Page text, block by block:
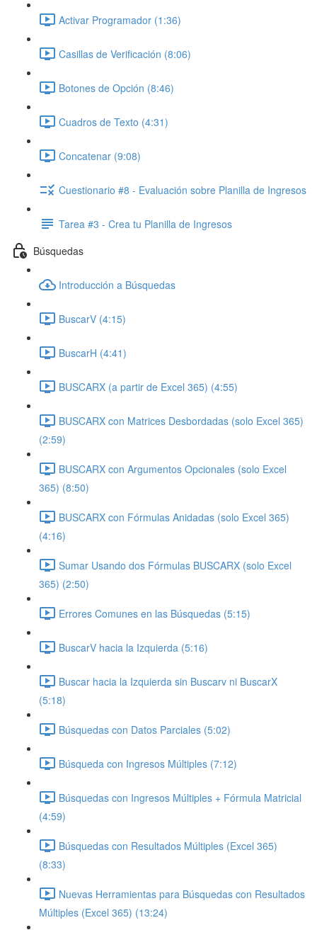
Activar Programador (1:36)
Casillas de Verificación (8:06)
Botones de Opción (8:46)
Cuadros de Texto (4:31)
Concatenar (9:08)
Cuestionario #8 - Evaluación sobre Planilla de Ingresos
Tarea #3 - Crea tu Planilla de Ingresos
Búsquedas
Introducción a Búsquedas
BuscarV (4:15)
BuscarH (4:41)
BUSCARX (a partir de Excel 365) (4:55)
BUSCARX con Matrices Desbordadas (solo Excel 365)
(2:59)
BUSCARX con Argumentos Opcionales (solo Excel
365) (8:50)
BUSCARX con Fórmulas Anidadas (solo Excel 365)
(4:16)
Sumar Usando dos Fórmulas BUSCARX (solo Excel
365) (2:50)
Errores Comunes en las Búsquedas (5:15)
BuscarV hacia la Izquierda (5:16)
Buscar hacia la Izquierda sin Buscarv ni BuscarX
(5:18)
Búsquedas con Datos Parciales (5:02)
Búsqueda con Ingresos Múltiples (7:12)
Búsquedas con Ingresos Múltiples + Fórmula Matricial
(4:59)
Búsquedas con Resultados Múltiples (Excel 365)
(8:33)
Nuevas Herramientas para Búsquedas con Resultados
Múltiples (Excel 365) (13:24)